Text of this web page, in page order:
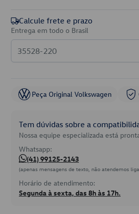
Calcule frete e prazo
Entrega em todo o Brasil
Peça Original Volkswagen
Tem dúvidas sobre a
Nossa equipe especializada está
Whatsapp:
(41) 99125-2143
(apenas mensagens de texto, não atendemos
Horário de atendimento:
Segunda à sexta, das 8h às 17h.